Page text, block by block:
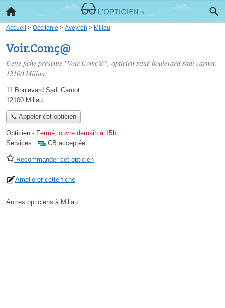
Accueil > Occitanie > Aveyron > Millau
Voir.Comç@
Cette fiche présente "Voir.Comç@", opticien situé boulevard sadi carnot,
12100 Millau.
11 Boulevard Sadi Carnot
12100 Millau
📞 Appeler cet opticien
Opticien - Fermé, ouvre demain à 15h
Services :
CB acceptée
Recommander cet opticien
Améliorer cette fiche
Autres opticiens à Millau